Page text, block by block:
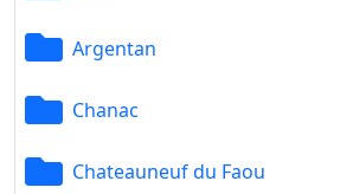
Argentan
Chanac
Chateauneuf du Faou